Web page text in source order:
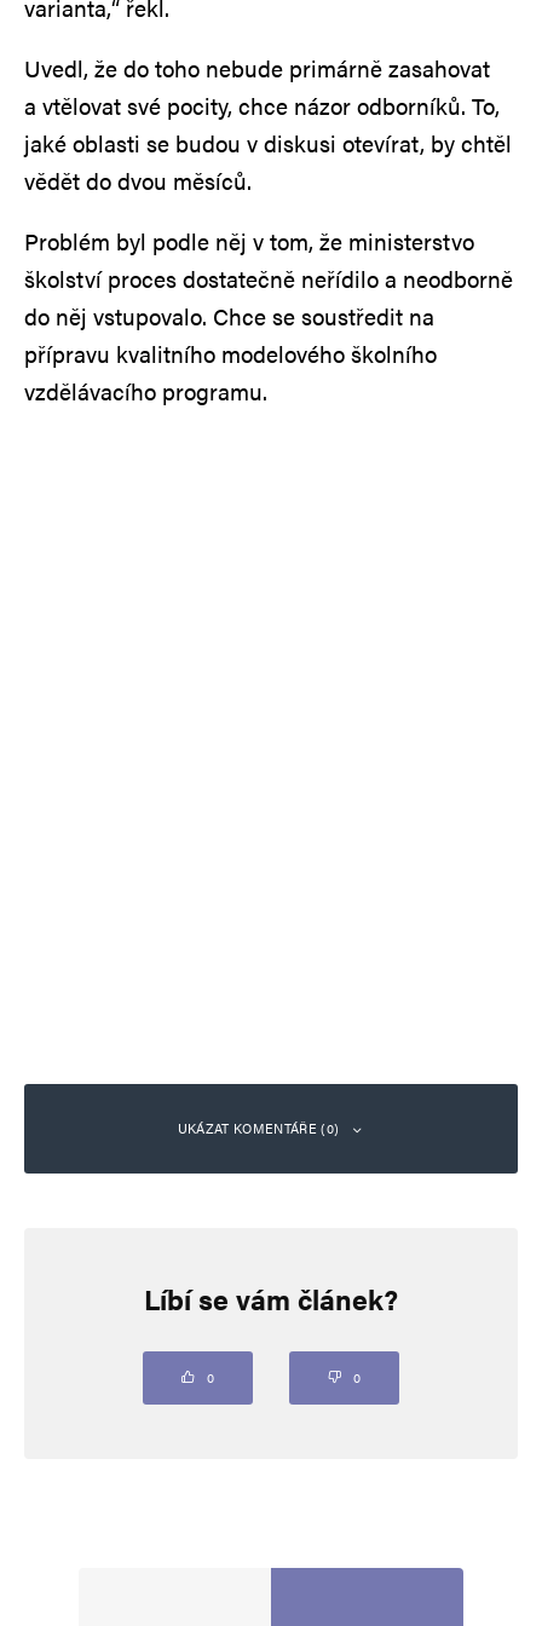
varianta,“ řekl.
Uvedl, že do toho nebude primárně zasahovat
a vtělovat své pocity, chce názor odborníků. To,
jaké oblasti se budou v diskusi otevírat, by chtěl
vědět do dvou měsíců.
Problém byl podle něj v tom, že ministerstvo
školství proces dostatečně neřídilo a neodborně
do něj vstupovalo. Chce se soustředit na
přípravu kvalitního modelového školního
vzdělávacího programu.
UKÁZAT KOMENTÁŘE (0)
Vaše e-mailová adresa nebude zveřejněna. Vyžadované informace jsou
Líbí se vám článek?
0 0